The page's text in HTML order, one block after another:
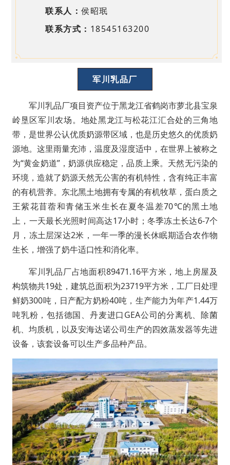
联系人： 侯昭珉
联系方式： 18545163200
军川乳品厂
军川乳品厂项目资产位于黑龙江省鹤岗市萝北县宝泉
岭垦区军川农场。地处黑龙江与松花江汇合处的三角地
带，是世界公认优质奶源带区域，也是历史悠久的优质奶
源地。这里雨量充沛，温度及湿度适中，在世界上被称之
为“黄金奶道”，奶源供应稳定，品质上乘。天然无污染的
环境，造就了奶源天然无公害的有机特性，含有纯正丰富
的有机营养。东北黑土地拥有专属的有机牧草，蛋白质之
王紫花苜蓿和青储玉米生长在夏冬温差70℃的黑土地
上，一天最长光照时间高达17小时；冬季冻土长达6-7个
月，冻土层深达2米，一年一季的漫长休眠期适合农作物
生长，增强了奶牛适口性和消化率。
军川乳品厂占地面积89471.16平方米，地上房屋及
构筑物共19处，建筑总面积为23719平方米，工厂日处理
鲜奶300吨，日产配方奶粉40吨，生产能力为年产1.44万
吨乳粉，包括德国、丹麦进口GEA公司的分离机、除菌
机、均质机，以及安海达诺公司生产的四效蒸发器等先进
设备，该套设备可以生产多品种产品。